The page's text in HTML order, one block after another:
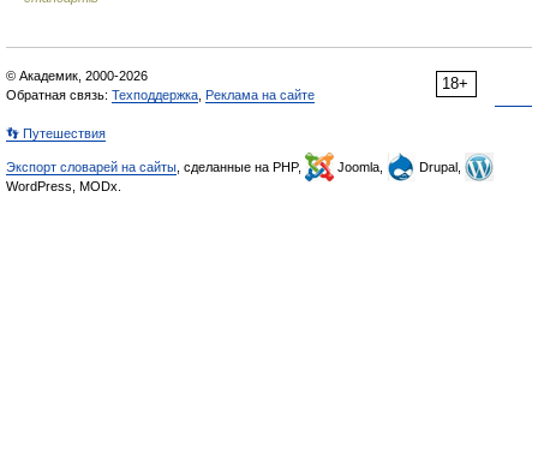
18+
© Академик, 2000-2026
Обратная связь: Техподдержка Реклама на сайте
👣 Путешествия
Экспорт словарей на сайты , сделанные на PHP, Joomla,
Drupal,
WordPress, MODx.